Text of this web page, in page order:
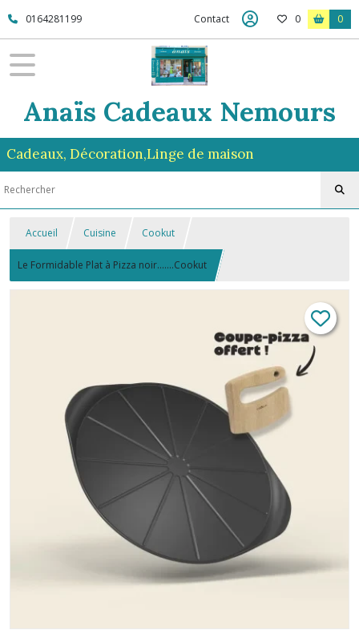
0164281199 Contact 0 0
Anaïs Cadeaux Nemours
Cadeaux, Décoration,Linge de maison
Accueil Cuisine Cookut
Le Formidable Plat à Pizza noir.......Cookut